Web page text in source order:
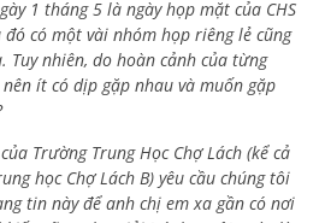
1 tháng 5 là ngày họp mặt của CHS
đó có một vài nhóm họp riêng lẻ cũng
Tuy nhiên, do hoàn cảnh của từng
ít có dịp gặp nhau và muốn gặp
Trường Trung Học Chợ Lách (kể cả
học Chợ Lách B) yêu cầu chúng tôi
tin này để anh chị em xa gần có nơi